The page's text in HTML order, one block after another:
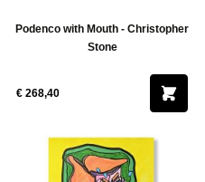
Podenco with Mouth - Christopher
Stone
€ 268,40